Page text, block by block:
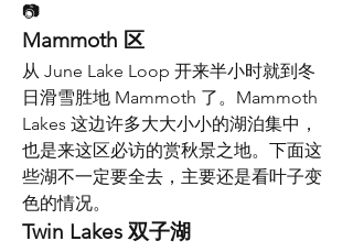
📷
Mammoth 区
从 June Lake Loop 开来半小时就到冬
日滑雪胜地 Mammoth 了。Mammoth
Lakes 这边许多大大小小的湖泊集中，
也是来这区必访的赏秋景之地。下面这
些湖不一定要全去，主要还是看叶子变
色的情况。
Twin Lakes 双子湖